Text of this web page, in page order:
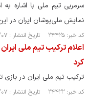
سرمربی تیم ملی با اشاره به
نمایش ملی‌پوشان ایران در این
کد خبر: ۲۴۴۲۵ تاریخ انتشار : ۱۴۰۵/۰۱/۰۷
اعلام ترکیب تیم ملی
کرد
ترکیب تیم ملی ایران در
کد خبر: ۲۴۴۲۲ تاریخ انتشار : ۱۴۰۵/۰۱/۰۷